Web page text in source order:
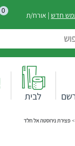
חדש | אורח/ת 0
לבית
> פצירת נירוסטה אל חלד